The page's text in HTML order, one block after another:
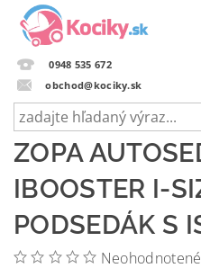
0948 535 672
obchod@kociky.sk
ZOPA
IBOOSTER I-
PODSEDÁK S
Neohodnotené